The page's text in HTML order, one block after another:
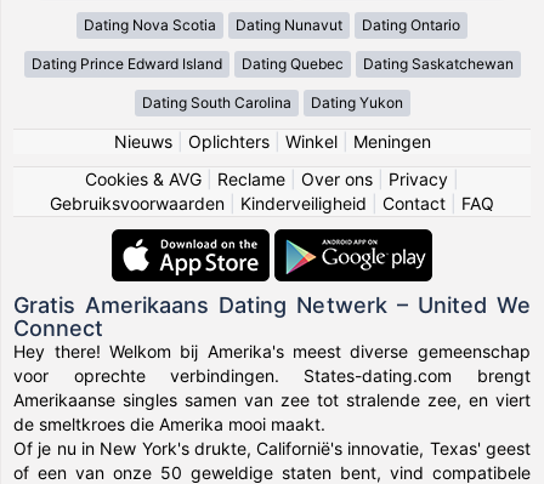
Dating Nova Scotia Dating Nunavut Dating Ontario
Dating Prince Edward Island Dating Quebec Dating Saskatchewan
Dating South Carolina Dating Yukon
Nieuws| Oplichters| Winkel| Meningen
Cookies & AVG
Reclame Over ons Privacy
Gebruiksvoorwaarden
Kinderveiligheid Contact FAQ
Gratis Amerikaans Dating Netwerk – United We
Connect
Hey there! Welkom bij Amerika's meest diverse gemeenschap
voor oprechte verbindingen. States-dating.com brengt
Amerikaanse singles samen van zee tot stralende zee, en viert
de smeltkroes die Amerika mooi maakt.
Of je nu in New York's drukte, Californië's innovatie, Texas' geest
of een van onze 50 geweldige staten bent, vind compatibele